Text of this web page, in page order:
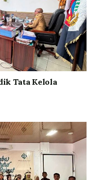
Tata Kelola